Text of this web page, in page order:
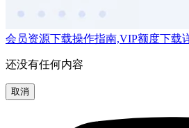
会员资源下载操作指南,VIP额度下载
还没有任何内容
取消